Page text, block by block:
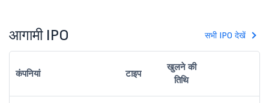
आगामी IPO सभी IPO देखें
कंपनियां टाइप
खुलने की
तिथि